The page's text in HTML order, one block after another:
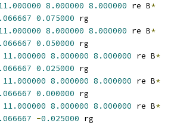
8.000000 8.000000 re B*
0.075000 rg
8.000000 8.000000 re B*
0.050000 rg
11.000000 8.000000 8.000000 re B*
0.025000 rg
11.000000 8.000000 8.000000 re B*
0.000000 rg
11.000000 8.000000 8.000000 re B*
-0.025000 rg